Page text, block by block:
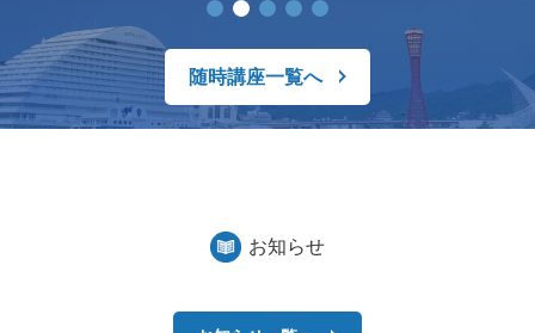
随時講座一覧へ
お知らせ